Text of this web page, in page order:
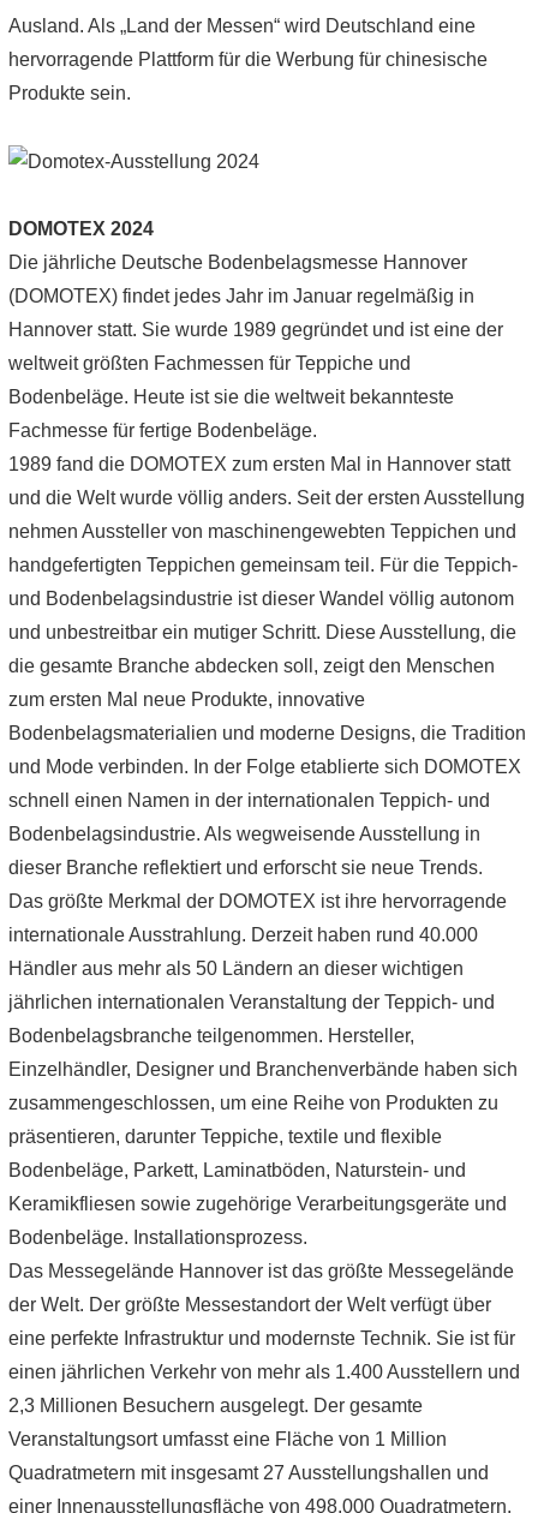
Ausland. Als „Land der Messen“ wird Deutschland eine
hervorragende Plattform für die Werbung für chinesische
Produkte sein.
DOMOTEX 2024
Die jährliche Deutsche Bodenbelagsmesse Hannover
(DOMOTEX) findet jedes Jahr im Januar regelmäßig in
Hannover statt. Sie wurde 1989 gegründet und ist eine der
weltweit größten Fachmessen für Teppiche und
Bodenbeläge. Heute ist sie die weltweit bekannteste
Fachmesse für fertige Bodenbeläge.
1989 fand die DOMOTEX zum ersten Mal in Hannover statt
und die Welt wurde völlig anders. Seit der ersten Ausstellung
nehmen Aussteller von maschinengewebten Teppichen und
handgefertigten Teppichen gemeinsam teil. Für die Teppich-
und Bodenbelagsindustrie ist dieser Wandel völlig autonom
und unbestreitbar ein mutiger Schritt. Diese Ausstellung, die
die gesamte Branche abdecken soll, zeigt den Menschen
zum ersten Mal neue Produkte, innovative
Bodenbelagsmaterialien und moderne Designs, die Tradition
und Mode verbinden. In der Folge etablierte sich DOMOTEX
schnell einen Namen in der internationalen Teppich- und
Bodenbelagsindustrie. Als wegweisende Ausstellung in
dieser Branche reflektiert und erforscht sie neue Trends.
Das größte Merkmal der DOMOTEX ist ihre hervorragende
internationale Ausstrahlung. Derzeit haben rund 40.000
Händler aus mehr als 50 Ländern an dieser wichtigen
jährlichen internationalen Veranstaltung der Teppich- und
Bodenbelagsbranche teilgenommen. Hersteller,
Einzelhändler, Designer und Branchenverbände haben sich
zusammengeschlossen, um eine Reihe von Produkten zu
präsentieren, darunter Teppiche, textile und flexible
Bodenbeläge, Parkett, Laminatböden, Naturstein- und
Keramikfliesen sowie zugehörige Verarbeitungsgeräte und
Bodenbeläge. Installationsprozess.
Das Messegelände Hannover ist das größte Messegelände
der Welt. Der größte Messestandort der Welt verfügt über
eine perfekte Infrastruktur und modernste Technik. Sie ist für
einen jährlichen Verkehr von mehr als 1.400 Ausstellern und
2,3 Millionen Besuchern ausgelegt. Der gesamte
Veranstaltungsort umfasst eine Fläche von 1 Million
Quadratmetern mit insgesamt 27 Ausstellungshallen und
einer Innenausstellungsfläche von 498.000 Quadratmetern.